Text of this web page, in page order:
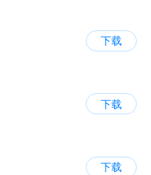
下载
下载
下载